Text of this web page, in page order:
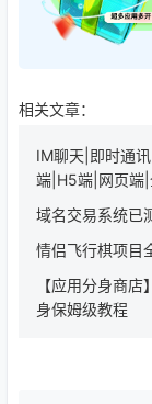
相关文章：
IM聊天|即时通
端|H5端|网页端|
域名交易系统已
情侣飞行棋项目
【应用分身商
身保姆级教程